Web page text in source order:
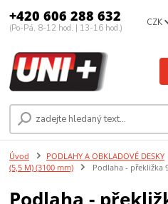
CZK
+420 606 288 632
(Po-Pá, 8-12 hod. | 13-16 hod.)
Úvod PODLAHY A OBKLADOVÉ DESKY
(5,5 M) (3100 mm)
Podlaha - překližka